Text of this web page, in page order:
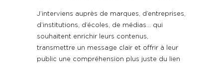
J’interviens auprès de marques, d’entreprises,
d’institutions, d’écoles, de médias… qui
souhaitent enrichir leurs contenus,
transmettre un message clair et offrir à leur
public une compréhension plus juste du lien